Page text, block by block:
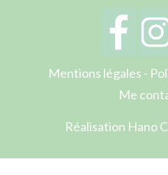
Mentions légales -
Me
Réalisation Hano